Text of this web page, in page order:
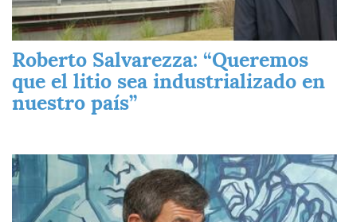
Roberto Salvarezza: “Queremos
que el litio sea industrializado en
nuestro país”
Imagen